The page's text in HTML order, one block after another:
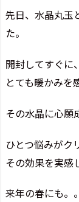
先日、水晶丸玉
た。
開封してすぐに
とても暖かみを
その水晶に心願
ひとつ悩みがク
その効果を実感
来年の春にも。。